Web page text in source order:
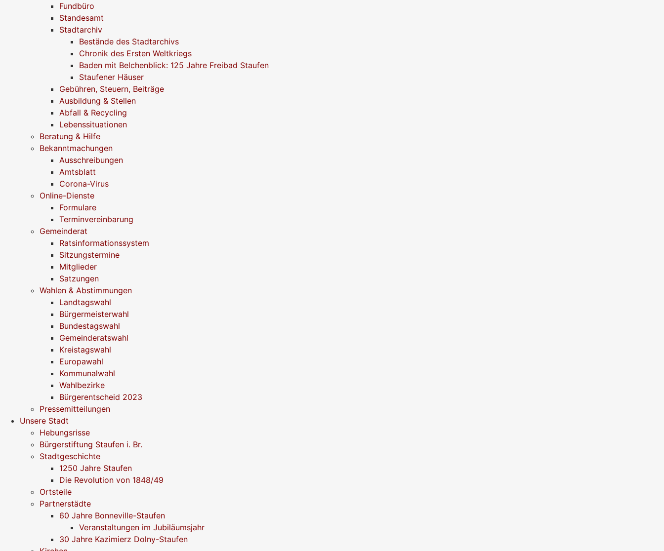
Fundbüro
Standesamt
Stadtarchiv
Bestände des Stadtarchivs
Chronik des Ersten Weltkriegs
Baden mit Belchenblick: 125 Jahre Freibad Staufen
Staufener Häuser
Gebühren, Steuern, Beiträge
Ausbildung & Stellen
Abfall & Recycling
Lebenssituationen
Beratung & Hilfe
Bekanntmachungen
Ausschreibungen
Amtsblatt
Corona-Virus
Online-Dienste
Formulare
Terminvereinbarung
Gemeinderat
Ratsinformationssystem
Sitzungstermine
Mitglieder
Satzungen
Wahlen & Abstimmungen
Landtagswahl
Bürgermeisterwahl
Bundestagswahl
Gemeinderatswahl
Kreistagswahl
Europawahl
Kommunalwahl
Wahlbezirke
Bürgerentscheid 2023
Pressemitteilungen
Unsere Stadt
Hebungsrisse
Bürgerstiftung Staufen i. Br.
Stadtgeschichte
1250 Jahre Staufen
Die Revolution von 1848/49
Ortsteile
Partnerstädte
60 Jahre Bonneville-Staufen
Veranstaltungen im Jubiläumsjahr
30 Jahre Kazimierz Dolny-Staufen